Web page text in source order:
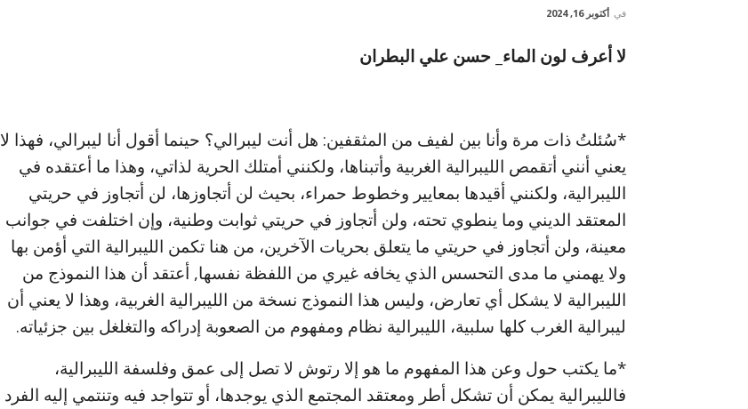
في أكتوبر 16, 2024
لا أعرف لون الماء_ حسن علي البطران
*سُئلتُ ذات مرة وأنا بين لفيف من المثقفين: هل أنت ليبرالي؟ حينما أقول أنا ليبرالي، فهذا لا
يعني أنني أتقمص الليبرالية الغربية وأتبناها، ولكنني أمتلك الحرية لذاتي، وهذا ما أعتقده في
الليبرالية، ولكنني أقيدها بمعايير وخطوط حمراء، بحيث لن أتجاوزها، لن أتجاوز في حريتي
المعتقد الديني وما ينطوي تحته، ولن أتجاوز في حريتي ثوابت وطنية، وإن اختلفت في جوانب
معينة، ولن أتجاوز في حريتي ما يتعلق بحريات الآخرين، من هنا تكمن الليبرالية التي أؤمن بها
ولا يهمني ما مدى التحسس الذي يخافه غيري من اللفظة نفسها, أعتقد أن هذا النموذج من
الليبرالية لا يشكل أي تعارض، وليس هذا النموذج نسخة من الليبرالية الغربية، وهذا لا يعني أن
ليبرالية الغرب كلها سلبية، الليبرالية نظام ومفهوم من الصعوبة إدراكه والتغلغل بين جزئياته.
*ما يكتب حول وعن هذا المفهوم ما هو إلا رتوش لا تصل إلى عمق وفلسفة الليبرالية،
فالليبرالية يمكن أن تشكل أطر ومعتقد المجتمع الذي يوجدها، أو تتواجد فيه وتنتمي إليه الفرد